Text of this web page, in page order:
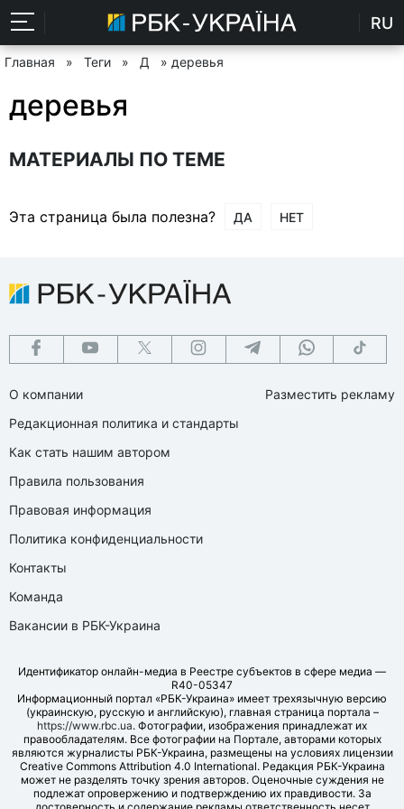
RU
Главная » Теги » Д » деревья
деревья
МАТЕРИАЛЫ ПО ТЕМЕ
Эта страница была полезна? ДА НЕТ
О компании
Редакционная политика и стандарты
Как стать нашим автором
Правила пользования
Правовая информация
Политика конфиденциальности
Контакты
Команда
Вакансии в РБК-Украина
Разместить рекламу
Идентификатор онлайн-медиа в Реестре субъектов в сфере медиа —
R40-05347
Информационный портал «РБК-Украина» имеет трехязычную версию
(украинскую, русскую и английскую), главная страница портала –
https://www.rbc.ua. Фотографии, изображения принадлежат их
правообладателям. Все фотографии на Портале, авторами которых
являются журналисты РБК-Украина, размещены на условиях лицензии
Creative Commons Attribution 4.0 International. Редакция РБК-Украина
может не разделять точку зрения авторов. Оценочные суждения не
подлежат опровержению и подтверждению их правдивости. За